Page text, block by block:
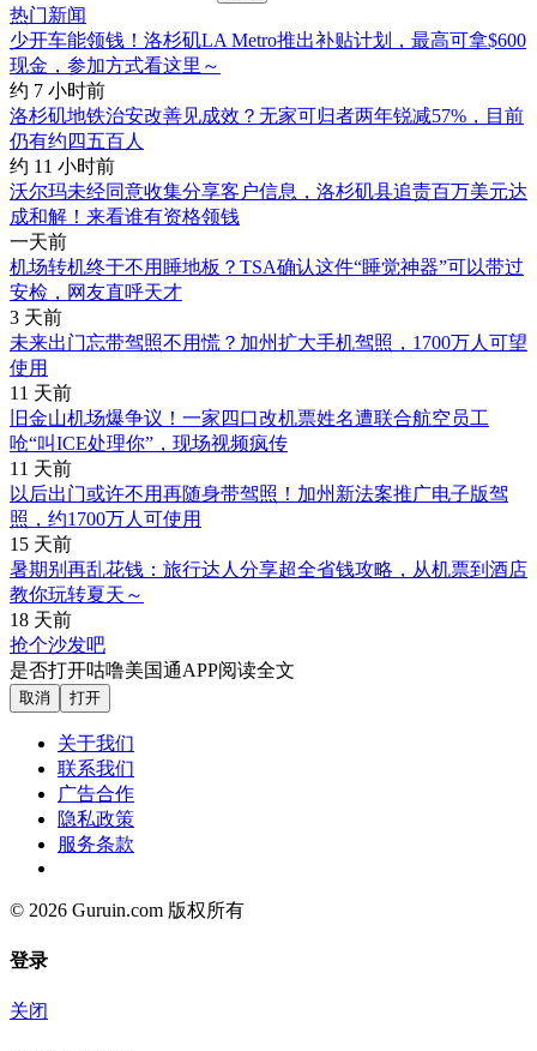
热门新闻
少开车能领钱！洛杉矶LA Metro推出补贴计划，最高可拿$600
现金，参加方式看这里～
约 7 小时前
洛杉矶地铁治安改善见成效？无家可归者两年锐减57%，目前
仍有约四五百人
约 11 小时前
沃尔玛未经同意收集分享客户信息，洛杉矶县追责百万美元达
成和解！来看谁有资格领钱
一天前
机场转机终于不用睡地板？TSA确认这件“睡觉神器”可以带过
安检，网友直呼天才
3 天前
未来出门忘带驾照不用慌？加州扩大手机驾照，1700万人可望
使用
11 天前
旧金山机场爆争议！一家四口改机票姓名遭联合航空员工
呛“叫ICE处理你”，现场视频疯传
11 天前
以后出门或许不用再随身带驾照！加州新法案推广电子版驾
照，约1700万人可使用
15 天前
暑期别再乱花钱：旅行达人分享超全省钱攻略，从机票到酒店
教你玩转夏天～
18 天前
抢个沙发吧
是否打开咕噜美国通APP阅读全文
取消 打开
关于我们
联系我们
广告合作
隐私政策
服务条款
© 2026 Guruin.com 版权所有
登录
关闭